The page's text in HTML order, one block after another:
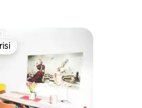
en beğenilenler arasında